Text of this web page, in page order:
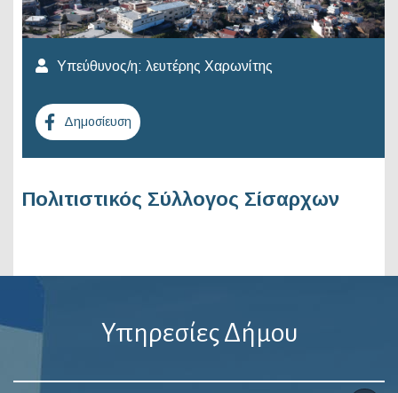
Υπεύθυνος/η: λευτέρης Χαρωνίτης
Δημοσίευση
Πολιτιστικός Σύλλογος Σίσαρχων
Υπηρεσίες Δήμου